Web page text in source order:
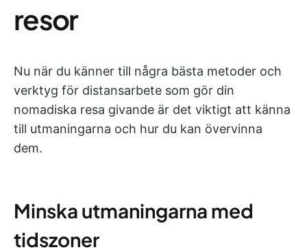
resor
Nu när du känner till några bästa metoder och
verktyg för distansarbete som gör din
nomadiska resa givande är det viktigt att känna
till utmaningarna och hur du kan övervinna
dem.
Minska utmaningarna med
tidszoner